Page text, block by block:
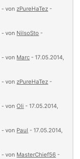
- vonzPureHaTez -
- von NilsoSto -
- von Marc - 17.05.2014,
- vonzPureHaTez -
- vonOli - 17.05.2014,
- von Paul - 17.05.2014,
- von MasterChief56 -